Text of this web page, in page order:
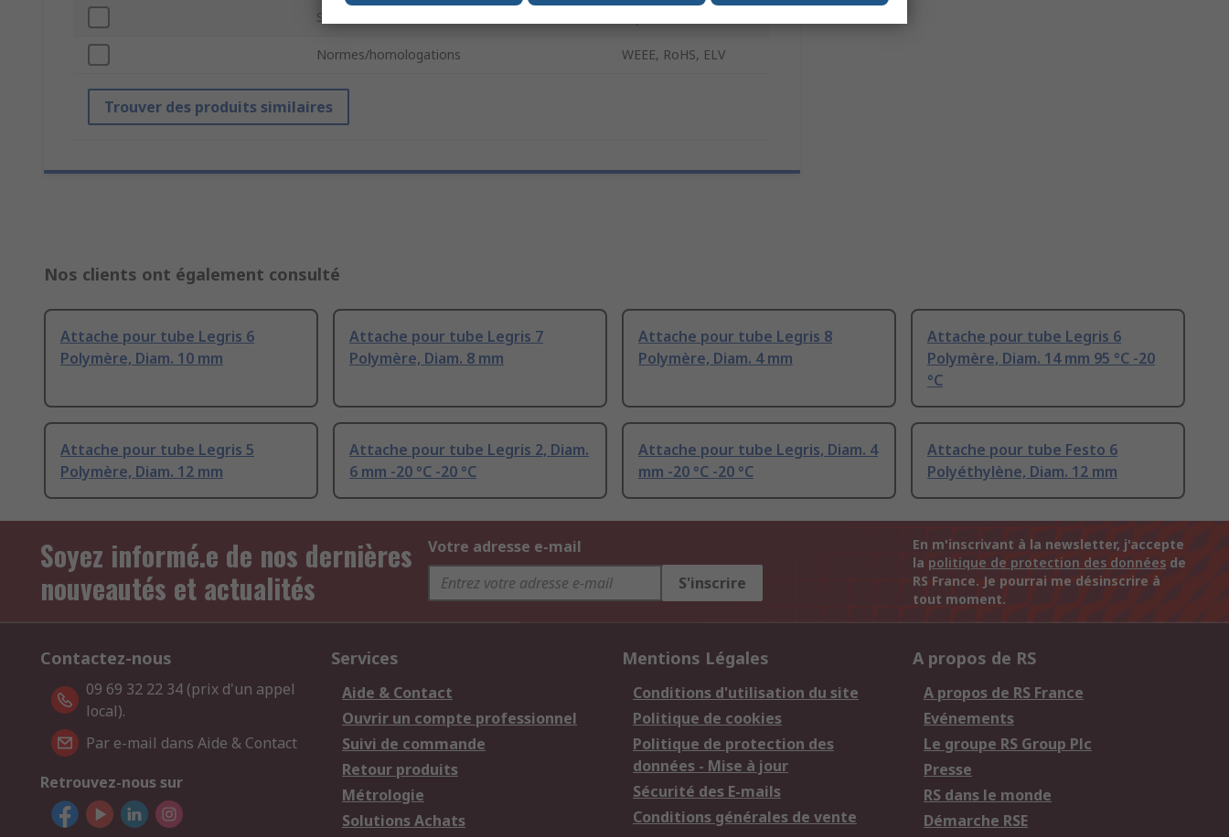
Série
Normes/homologations WEEE, RoHS, ELV
Trouver des produits similaires
Nos clients ont également consulté
Attache pour tube Legris 6
Polymère, Diam. 10 mm
Attache pour tube Legris 7
Polymère, Diam. 8 mm
Attache pour tube Legris 8
Polymère, Diam. 4 mm
Attache pour tube Legris 6
Polymère, Diam. 14 mm 95 °C -20
°C
Attache pour tube Legris 5
Polymère, Diam. 12 mm
Attache pour tube Legris 2, Diam.
6 mm -20 °C -20 °C
Attache pour tube Legris, Diam. 4
mm -20 °C -20 °C
Attache pour tube Festo 6
Polyéthylène, Diam. 12 mm
Soyez informé.e de nos dernières
nouveautés et actualités
Votre adresse e-mail
S'inscrire
En m'inscrivant à la newsletter, j'accepte
la politique de protection des données de
RS France. Je pourrai me désinscrire à
tout moment.
Contactez-nous
09 69 32 22 34 (prix d'un appel
local).
Par e-mail dans Aide & Contact
Retrouvez-nous sur
Services
Aide & Contact
Ouvrir un compte professionnel
Suivi de commande
Retour produits
Métrologie
Solutions Achats
Mentions Légales
Conditions d'utilisation du site
Politique de cookies
Politique de protection des
données - Mise à jour
Sécurité des E-mails
Conditions générales de vente
A propos de RS
A propos de RS France
Evénements
Le groupe RS Group Plc
Presse
RS dans le monde
Démarche RSE